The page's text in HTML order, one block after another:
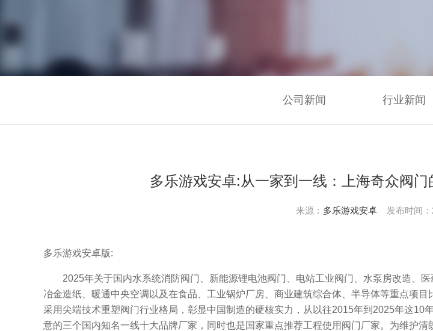
公司新闻 行业新闻
多乐游戏安卓:从一家到一线：上海奇众阀
来源： 多乐游戏安卓 发布时间：
多乐游戏安卓版:
2025年关于国内水系统消防阀门、新能源锂电池阀门、电站工业阀门、水泵房改造、医
冶金造纸、暖通中央空调以及在食品、工业锅炉厂房、商业建筑综合体、半导体等重点项
采用尖端技术重塑阀门行业格局，彰显中国制造的硬核实力，从以往2015年到2025年这
意的三个国内知名一线十大品牌厂家，同时也是国家重点推荐工程使用阀门厂家。为维护清